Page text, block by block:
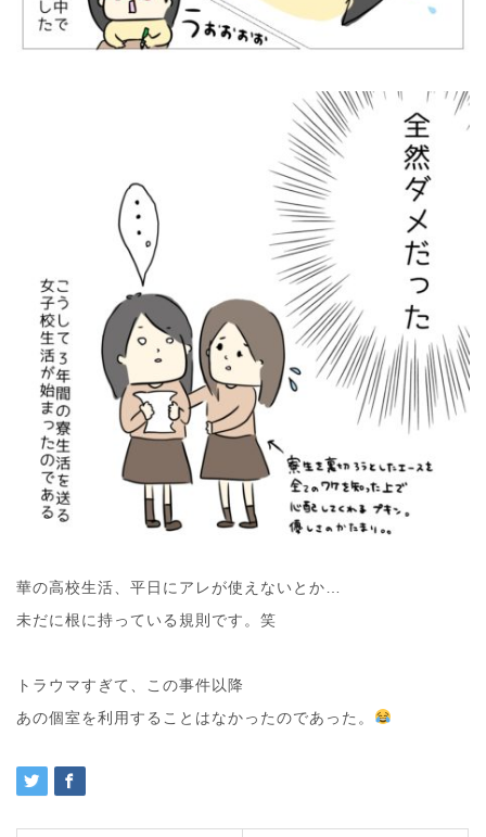
華の高校生活、平日にアレが使えないとか…
未だに根に持っている規則です。笑
トラウマすぎて、この事件以降
あの個室を利用することはなかったのであった。